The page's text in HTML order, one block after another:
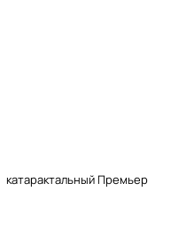
катарактальный Премьер